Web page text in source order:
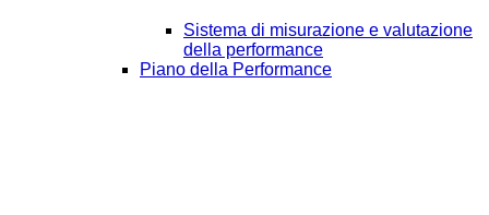
Sistema di misurazione e valutazione
della performance
Piano della Performance